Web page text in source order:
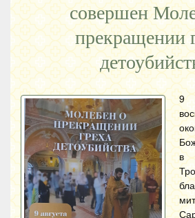
совершен
прекращении
9
в